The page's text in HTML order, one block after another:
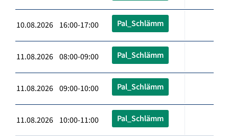
10.08.2026 16:00-17:00 Pal_Schlämm
11.08.2026 08:00-09:00 Pal_Schlämm
11.08.2026 09:00-10:00 Pal_Schlämm
11.08.2026 10:00-11:00 Pal_Schlämm